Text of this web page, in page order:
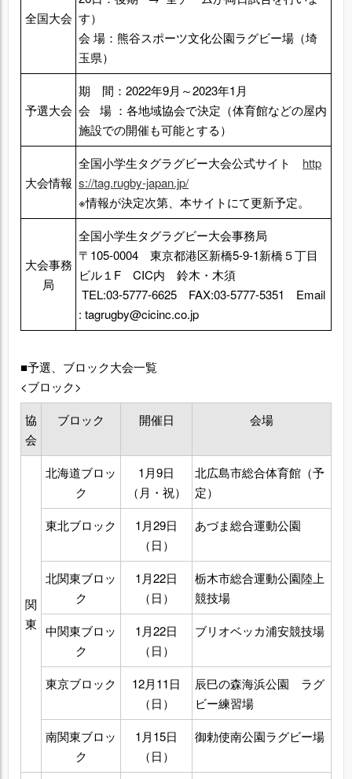
全国大会 す）
会 場：熊谷スポーツ文化公園ラグビー場（埼
玉県）
予選大会
期 間：2022年9月～2023年1月
会 場 ：各地域協会で決定（体育館などの屋内
施設での開催も可能とする）
大会情報
全国小学生タグラグビー大会公式サイト http
s://tag.rugby-japan.jp/
※情報が決定次第、本サイトにて更新予定。
大会事務
局
全国小学生タグラグビー大会事務局
〒105-0004 東京都港区新橋5-9-1新橋５丁目
ビル１F CIC内 鈴木・木須
TEL:03-5777-6625 FAX:03-5777-5351 Email
: tagrugby@cicinc.co.jp
■予選、ブロック大会一覧
<ブロック>
協
会
ブロック 開催日 会場
関
東
北海道ブロッ
ク
1月9日
（月・祝）
北広島市総合体育館（予
定）
東北ブロック
1月29日
（日）
あづま総合運動公園
北関東ブロッ
ク
1月22日
（日）
栃木市総合運動公園陸上
競技場
中関東ブロッ
ク
1月22日
（日）
ブリオベッカ浦安競技場
東京ブロック
12月11日
（日）
辰巳の森海浜公園 ラグ
ビー練習場
南関東ブロッ
ク
1月15日
（日）
御勅使南公園ラグビー場